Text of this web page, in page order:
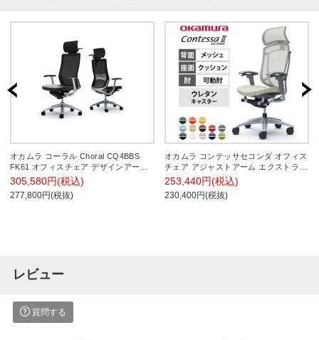
オカムラ コーラル Choral CQ4BBS
FK61 オフィスチェア デザインアーム
エクストラハイバック アルミ脚 ハンガ
ー付き ランバー付き 背メッシュ 座面
革張り ポリッシュフレーム ブラックボ
305,580円(税込)
277,800円(税抜)
オカムラ コンテッサセコンダ オフィス
チェア アジャストアーム エクストラハ
イバック アルミ脚 ウレタンキャスター
大型固定ヘッドレスト 背メッシュ 座面
クッション シルバーフレーム グレーボ
253,440円(税込)
230,400円(税抜)
レビュー
質問する